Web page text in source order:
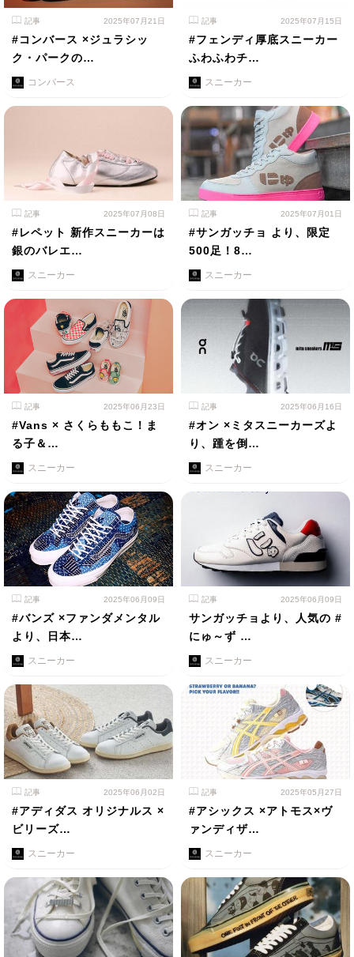
記事 2025年07月21日
#コンバース ×ジュラシッ
ク・パークの…
コンバース
記事 2025年07月15日
#フェンディ厚底スニーカー
ふわふわチ…
スニーカー
記事 2025年07月08日
#レペット 新作スニーカーは
銀のバレエ…
スニーカー
記事 2025年07月01日
#サンガッチョ より、限定
500足！8…
スニーカー
記事 2025年06月23日
#Vans × さくらももこ！ま
る子＆…
スニーカー
記事 2025年06月16日
#オン ×ミタスニーカーズよ
り、踵を倒…
スニーカー
記事 2025年06月09日
#バンズ ×ファンダメンタル
より、日本…
スニーカー
記事 2025年06月09日
サンガッチョより、人気の #
にゅ～ず …
スニーカー
記事 2025年06月02日
#アディダス オリジナルス ×
ビリーズ…
スニーカー
記事 2025年05月27日
#アシックス ×アトモス×ヴ
ァンディザ…
スニーカー